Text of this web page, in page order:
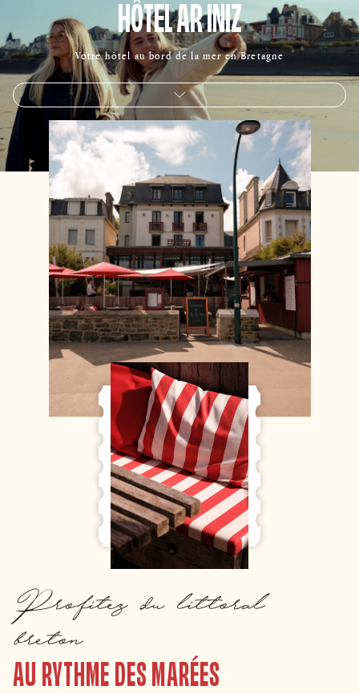
HÔTEL AR INIZ
Votre hôtel au bord de la mer en Bretagne
Profitez du littoral
breton
AU RYTHME DES MARÉES